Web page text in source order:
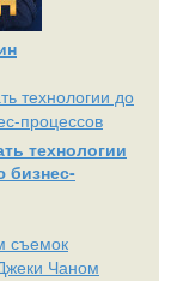
технологии
бизнес-